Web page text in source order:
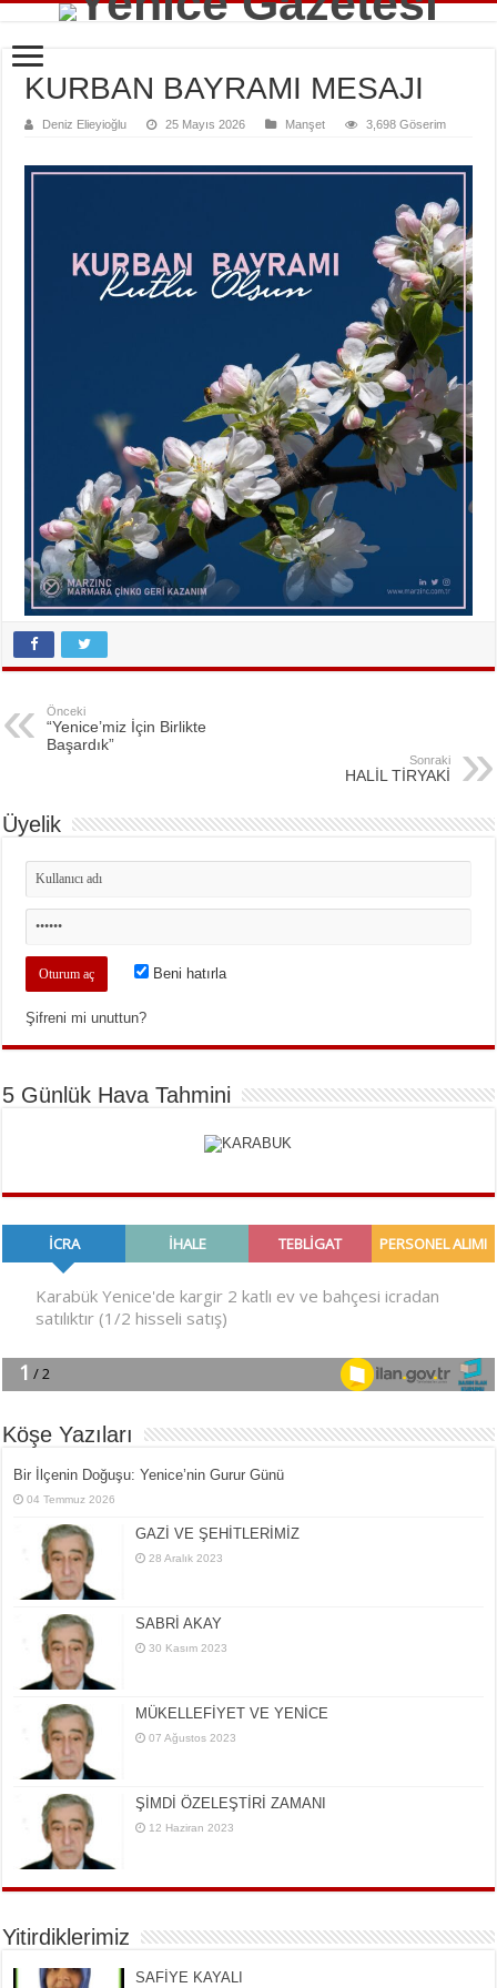
KURBAN BAYRAMI MESAJI
Deniz Elieyioğlu 25 Mayıs 2026 Manşet 3,698 Göserim
Önceki
“Yenice’miz İçin Birlikte
Başardık”
Sonraki
HALİL TİRYAKİ
Üyelik
Beni hatırla
Şifreni mi unuttun?
5 Günlük Hava Tahmini
Köşe Yazıları
Bir İlçe­nin Do­ğu­şu: Ye­ni­ce’nin Gurur Günü
04 Temmuz 2026
GAZİ VE ŞEHİTLERİMİZ
28 Aralık 2023
SABRİ AKAY
30 Kasım 2023
MÜKELLEFİYET VE YENİCE
07 Ağustos 2023
ŞİMDİ ÖZELEŞTİRİ ZAMANI
12 Haziran 2023
Yitirdiklerimiz
SAFİYE KAYALI